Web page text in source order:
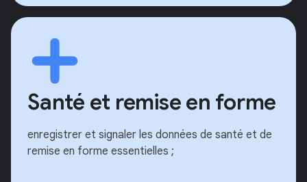
Santé et remise en forme
enregistrer et signaler les données de santé et de
remise en forme essentielles ;